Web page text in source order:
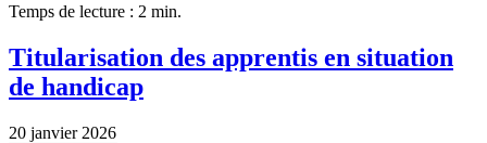
Temps de lecture : 2 min.
Titularisation des apprentis en situation
de handicap
20 janvier 2026